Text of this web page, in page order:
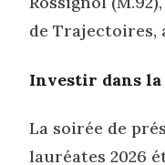
de Trajectoires,
Investir dans
La soirée de
lauréates 2026